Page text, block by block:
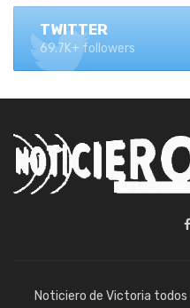
TWITTER
69.7K+ followers
Noticiero de Victoria